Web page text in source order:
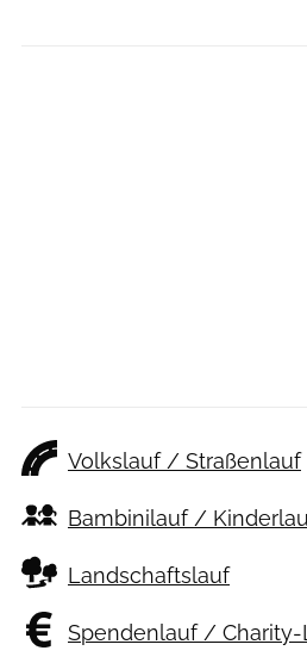
Volkslauf / Straßenlauf
Bambinilauf /
Landschaftslauf
Spendenlauf / Charity-